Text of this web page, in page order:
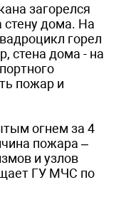
загорелся
стену дома. На
горел
стена дома - на
пожар и
огнем за 4
пожара –
и узлов
ГУ МЧС по